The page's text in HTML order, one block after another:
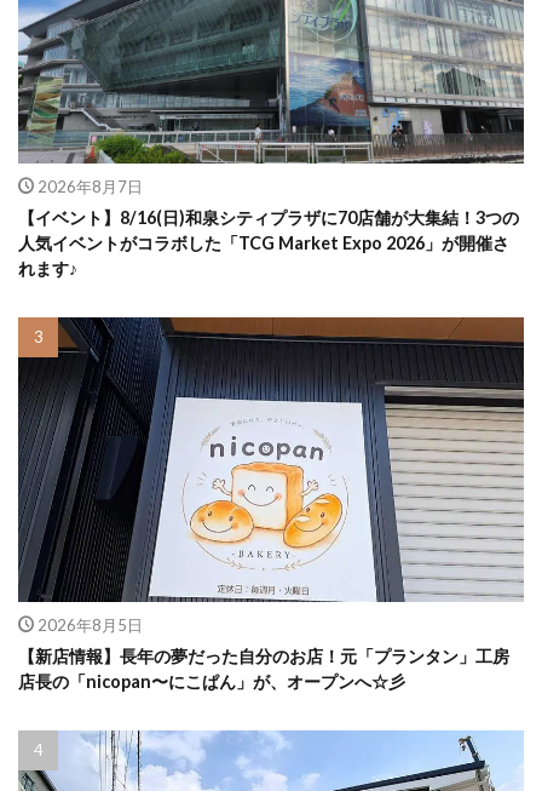
2026年8月7日
【イベント】8/16(日)和泉シティプラザに70店舗が大集結！3つの
人気イベントがコラボした「TCG Market Expo 2026」が開催さ
れます♪
2026年8月5日
【新店情報】長年の夢だった自分のお店！元「プランタン」工房
店長の「nicopan〜にこぱん」が、オープンへ☆彡